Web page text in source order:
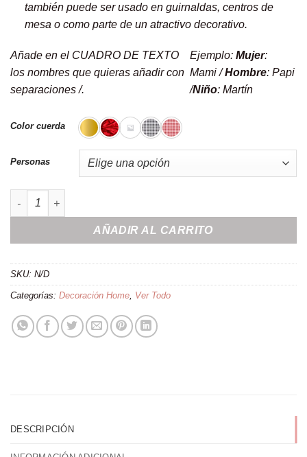
también puede ser usado en guirnaldas, centros de
mesa o como parte de un atractivo decorativo.
Añade en el CUADRO DE TEXTO
los nombres que quieras añadir con
separaciones /.
Ejemplo:Mujer:
Mami /Hombre: Papi
/Niño: Martín
Color cuerda
Personas
Adorno navidad ''Muñecos jengibre'' personalizados cantidad
AÑADIR AL CARRITO
SKU: N/D
Categorías: Decoración Home, Ver Todo
DESCRIPCIÓN